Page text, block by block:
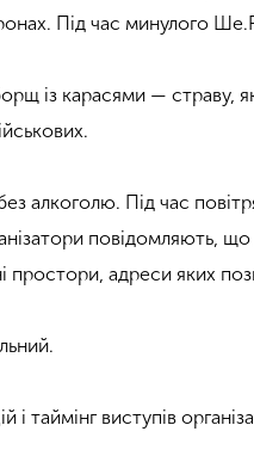
Під час минулого
із карасями — страву,
алкоголю. Під час
повідомляють,
простори, адреси яких
і таймінг виступів